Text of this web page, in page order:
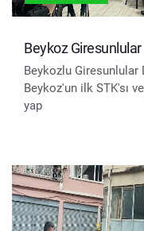
Beykoz Giresunlular
Beykozlu Giresunlular
Beykoz'un ilk STK'sı
yap